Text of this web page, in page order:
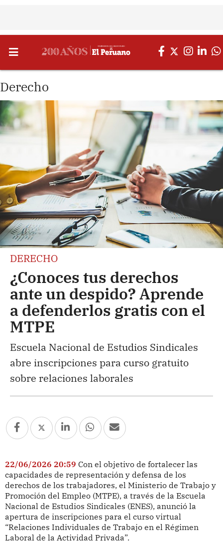
Derecho
DERECHO
¿Conoces tus derechos
ante un despido? Aprende
a defenderlos gratis con el
MTPE
Escuela Nacional de Estudios Sindicales
abre inscripciones para curso gratuito
sobre relaciones laborales
22/06/2026 20:59 Con el objetivo de fortalecer las
capacidades de representación y defensa de los
derechos de los trabajadores, el Ministerio de Trabajo y
Promoción del Empleo (MTPE), a través de la Escuela
Nacional de Estudios Sindicales (ENES), anunció la
apertura de inscripciones para el curso virtual
“Relaciones Individuales de Trabajo en el Régimen
Laboral de la Actividad Privada”.